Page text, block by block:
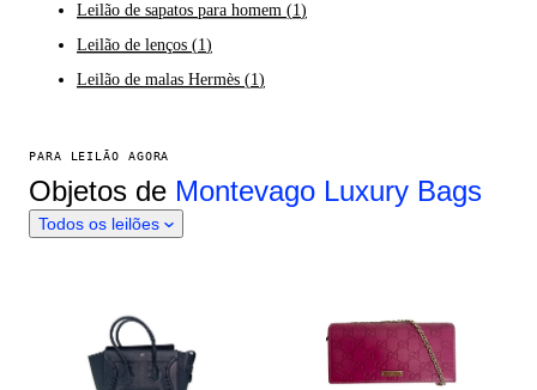
Leilão de sapatos para homem (1)
Leilão de lenços (1)
Leilão de malas Hermès (1)
PARA LEILÃO AGORA
Objetos de Montevago Luxury Bags
Todos os leilões